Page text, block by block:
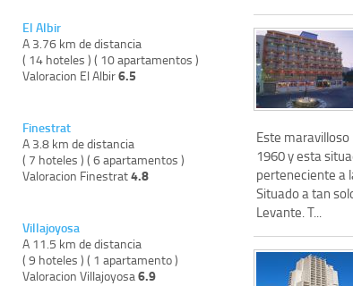
El Albir
A 3.76 km de distancia
( 14 hoteles ) ( 10 apartamentos )
Valoracion El Albir6.5
Finestrat
A 3.8 km de distancia
( 7 hoteles ) ( 6 apartamentos )
Valoracion Finestrat4.8
Villajoyosa
A 11.5 km de distancia
( 9 hoteles ) ( 1 apartamento )
Valoracion Villajoyosa6.9
Este
1960 y esta
perteneciente a
Situado a tan
Levante. T...